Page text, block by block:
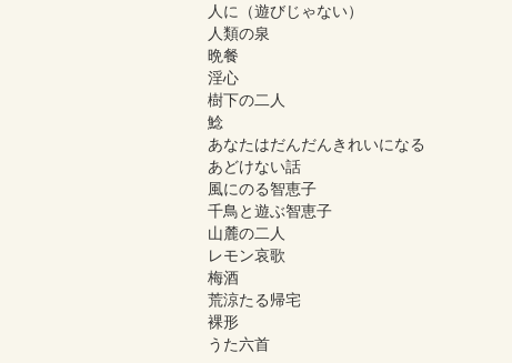
人に（遊びじゃない）
人類の泉
晩餐
淫心
樹下の二人
鯰
あなたはだんだんきれいになる
あどけない話
風にのる智恵子
千鳥と遊ぶ智恵子
山麓の二人
レモン哀歌
梅酒
荒涼たる帰宅
裸形
うた六首